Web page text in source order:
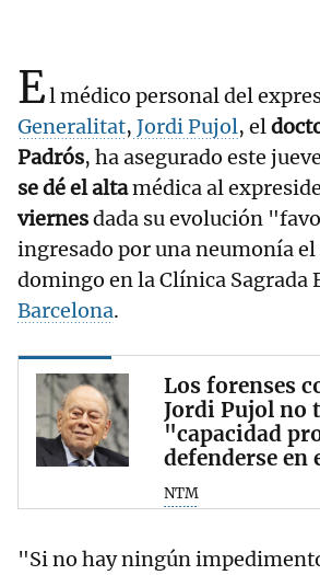
El médico personal del
Generalitat, Jordi Pujol, el
Padrós, ha asegurado este
se dé el altamédica al
viernesdada su evolución
ingresado por una neumonía el
domingo en la Clínica Sagrada
Barcelona.
Los forenses
Jordi Pujol no
"capacidad
defenderse en
NTM
"Si no hay ningún